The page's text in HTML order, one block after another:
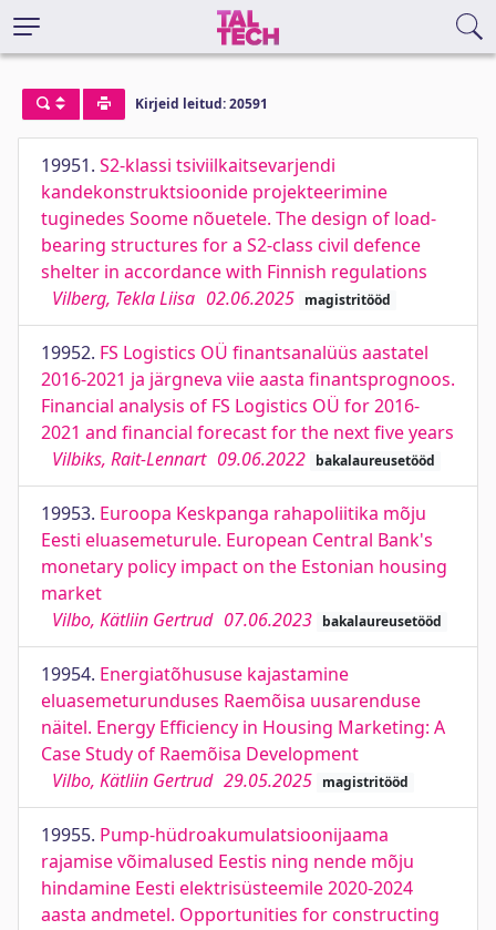
Kirjeid leitud: 20591
19951. S2-klassi tsiviilkaitsevarjendi
kandekonstruktsioonide projekteerimine
tuginedes Soome nõuetele. The design of load-
bearing structures for a S2-class civil defence
shelter in accordance with Finnish regulations
Vilberg, Tekla Liisa 02.06.2025 magistritööd
19952. FS Logistics OÜ finantsanalüüs aastatel
2016-2021 ja järgneva viie aasta finantsprognoos.
Financial analysis of FS Logistics OÜ for 2016-
2021 and financial forecast for the next five years
Vilbiks, Rait-Lennart 09.06.2022 bakalaureusetööd
19953. Euroopa Keskpanga rahapoliitika mõju
Eesti eluasemeturule. European Central Bank's
monetary policy impact on the Estonian housing
market
Vilbo, Kätliin Gertrud 07.06.2023 bakalaureusetööd
19954. Energiatõhususe kajastamine
eluasemeturunduses Raemõisa uusarenduse
näitel. Energy Efficiency in Housing Marketing: A
Case Study of Raemõisa Development
Vilbo, Kätliin Gertrud 29.05.2025 magistritööd
19955. Pump-hüdroakumulatsioonijaama
rajamise võimalused Eestis ning nende mõju
hindamine Eesti elektrisüsteemile 2020-2024
aasta andmetel. Opportunities for constructing